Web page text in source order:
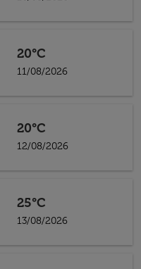
20°C
11/08/2026
20°C
12/08/2026
25°C
13/08/2026